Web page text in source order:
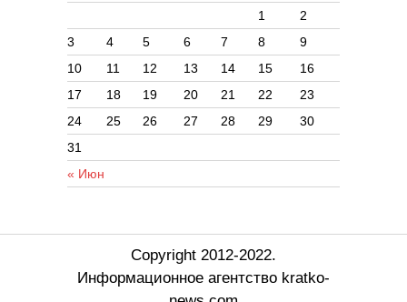
« Июн
1
2
3
4 5 6 7 8
9
10
11 12 13 14 15
16
17
18 19 20 21 22
23
24
25 26 27 28 29
30
31
Copyright 2012-2022.
Информационное агентство kratko-